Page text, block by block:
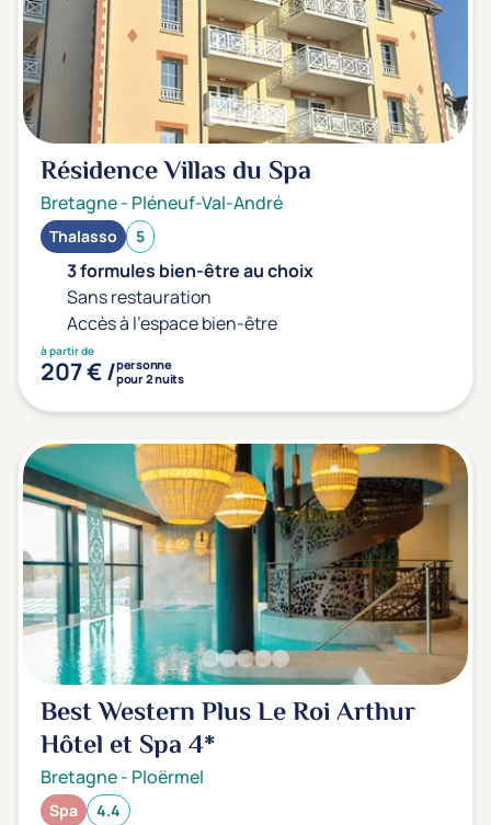
Sport
Yoga
Longévité
(0)
Offres spéciales
Vente Flash & Promo
Offres spéciales Solo
Distance de chez vous
Établissements proches de chez moi
Km
Transports & hébergement
Soins sans hébergement
(0)
Offre séjour + vol inclus
(0)
Résidence Villas du Spa
Bretagne- Pléneuf-Val-André
Thalasso 5
3 formules bien-être au choix
Sans restauration
Accès à l'espace bien-être
à partir de
207 € /personne
pour 2 nuits
Best Western Plus Le Roi Arthur
Hôtel et Spa4*
Bretagne- Ploërmel
Spa 4.4